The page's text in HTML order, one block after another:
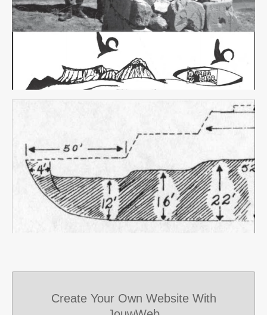
Create Your Own Website With